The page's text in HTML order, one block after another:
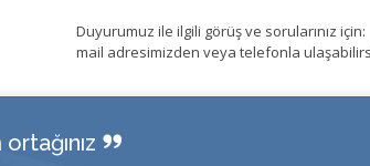
Duyurumuz ile ilgili görüş ve sorularınız için:
mail adresimizden veya telefonla